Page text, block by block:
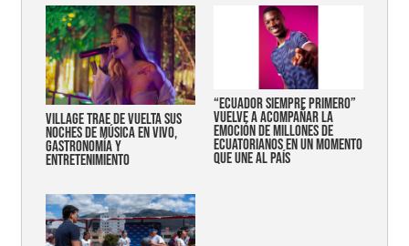
Village trae de vuelta sus
noches de música en vivo,
gastronomía y
entretenimiento
“Ecuador siempre primero”
vuelve a acompañar la
emoción de millones de
ecuatorianos en un momento
que une al país